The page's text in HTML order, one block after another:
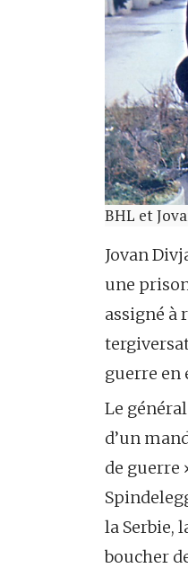
BHL et
Jovan
une
assigné à
guerre en
Le
d’un
de guerre
la Serbie,
boucher